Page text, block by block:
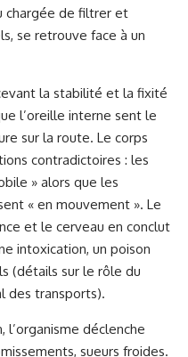
chargée de filtrer et
se retrouve face à un
la stabilité et la fixité
l’oreille interne sent le
sur la route. Le corps
contradictoires : les
» alors que les
« en mouvement ». Le
et le cerveau en conclut
intoxication, un poison
(détails sur le rôle du
des transports).
l’organisme déclenche
sueurs froides.